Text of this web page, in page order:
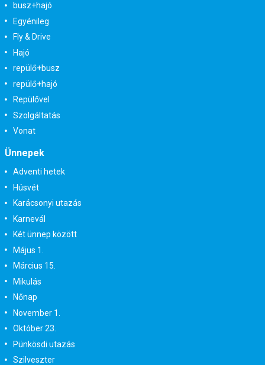
busz+hajó
Egyénileg
Fly & Drive
Hajó
repülő+busz
repülő+hajó
Repülővel
Szolgáltatás
Vonat
Ünnepek
Adventi hetek
Húsvét
Karácsonyi utazás
Karnevál
Két ünnep között
Május 1.
Március 15.
Mikulás
Nőnap
November 1.
Október 23.
Pünkösdi utazás
Szilveszter